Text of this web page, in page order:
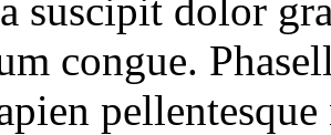
suscipit dolor
congue.